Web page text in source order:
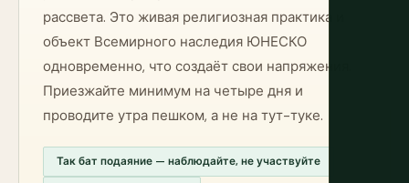
рассвета. Это живая религиозная практика и
объект Всемирного наследия ЮНЕСКО
одновременно, что создаёт свои напряжения.
Приезжайте минимум на четыре дня и
проводите утра пешком, а не на тут-туке.
Так бат подаяние — наблюдайте, не участвуйте